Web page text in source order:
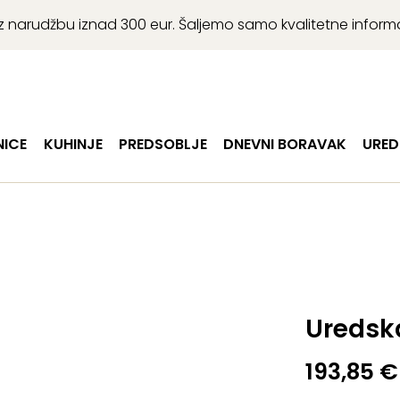
narudžbu iznad 300 eur. Šaljemo samo kvalitetne
KUHINJE PREDSOBLJE DNEVNI BORAVAK
193,85 €